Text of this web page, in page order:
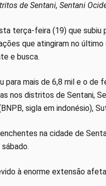
de Sentani, Sentani
terça-feira (19) que
que atingiram no
e busca.
para mais de 6,8 mil e o de
nos distritos de Sentani,
sigla em indonésio),
na cidade de
à enorme extensão